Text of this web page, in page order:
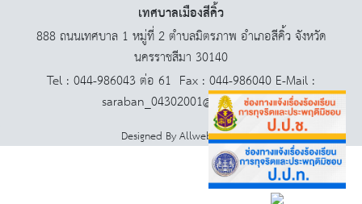
เทศบาลเมืองสีคิ้ว
888 ถนนเทศบาล 1 หมู่ที่ 2 ตำบลมิตรภาพ อำเภอสีคิ้ว จังหวัด
นครราชสีมา 30140
Tel : 044-986043 ต่อ 61 Fax : 044-986040 E-Mail :
saraban_04302001@dla.go.th
Designed ByAllwebGroup